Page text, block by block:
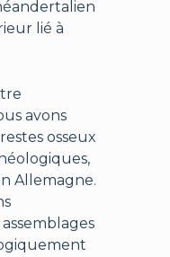
lié à
avons
osseux
Allemagne.